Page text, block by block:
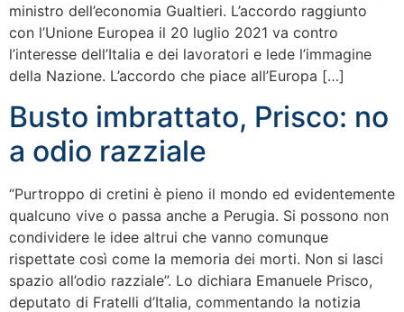
ministro dell’economia Gualtieri. L’accordo raggiunto
con l’Unione Europea il 20 luglio 2021 va contro
l’interesse dell’Italia e dei lavoratori e lede l’immagine
della Nazione. L’accordo che piace all’Europa […]
Busto imbrattato, Prisco: no
a odio razziale
“Purtroppo di cretini è pieno il mondo ed evidentemente
qualcuno vive o passa anche a Perugia. Si possono non
condividere le idee altrui che vanno comunque
rispettate così come la memoria dei morti. Non si lasci
spazio all’odio razziale”. Lo dichiara Emanuele Prisco,
deputato di Fratelli d’Italia, commentando la notizia